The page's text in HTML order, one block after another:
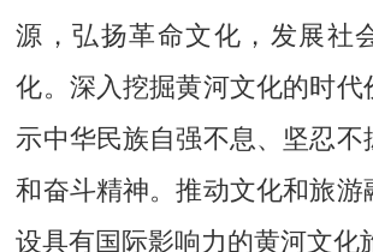
源，弘扬革命文化，发展社
化。深入挖掘黄河文化的时代
示中华民族自强不息、坚忍不
和奋斗精神。推动文化和旅游
设具有国际影响力的黄河文化